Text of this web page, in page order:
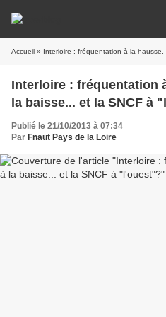
Accueil » Interloire : fréquentation à la hausse,
Interloire : fréquentation
la baisse... et la SNCF à
Publié le 21/10/2013 à 07:34
Par Fnaut Pays de la Loire